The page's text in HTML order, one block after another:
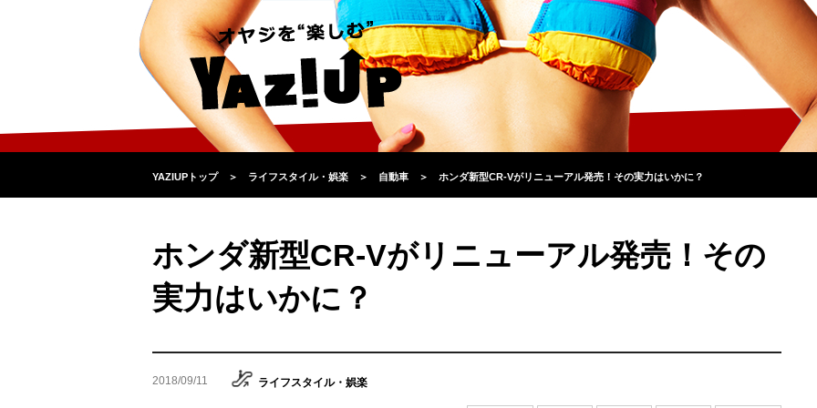
YAZIUPトップ ＞ ライフスタイル・娯楽 ＞ 自動車 ＞ ホンダ新型CR-Vがリニューアル発売！その実力はいかに？
ホンダ新型CR-Vがリニューアル発売！その
実力はいかに？
2018/09/11 ライフスタイル・娯楽